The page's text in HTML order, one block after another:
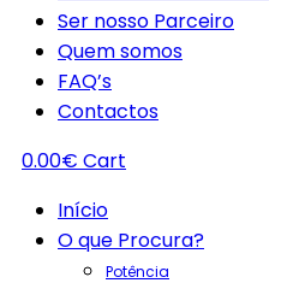
Ser nosso Parceiro
Quem somos
FAQ’s
Contactos
0.00€ Cart
Início
O que Procura?
Potência